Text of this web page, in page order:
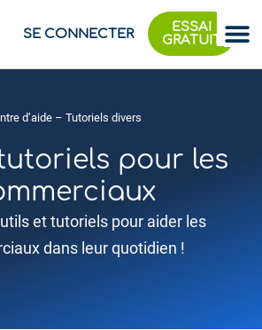
SE CONNECTER
ESSAI
GRATUIT
d’aide– Tutoriels divers
pour les
et tutoriels pour aider les
dans leur quotidien !